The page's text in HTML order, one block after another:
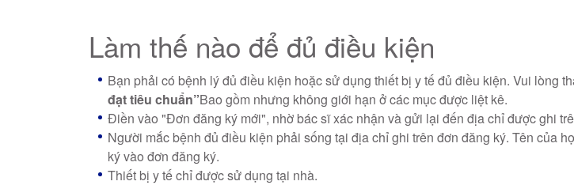
Làm thế nào để đủ điều kiện
Bạn phải có bệnh lý đủ điều kiện hoặc sử dụng thiết bị y tế đủ điều kiện. Vui lòng
đạt tiêu chuẩn”Bao gồm nhưng không giới hạn ở các mục được liệt kê.
Điền vào "Đơn đăng ký mới", nhờ bác sĩ xác nhận và gửi lại đến địa chỉ được ghi
Người mắc bệnh đủ điều kiện phải sống tại địa chỉ ghi trên đơn đăng ký. Tên của
ký vào đơn đăng ký.
Thiết bị y tế chỉ được sử dụng tại nhà.